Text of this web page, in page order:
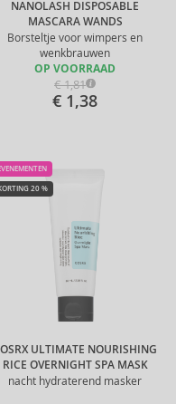
NANOLASH DISPOSABLE
MASCARA WANDS
Borsteltje voor wimpers en
wenkbrauwen
OP VOORRAAD
€ 1,81
€ 1,38
ULTIMATE NOURISHING
RICE OVERNIGHT SPA MASK
nacht hydraterend masker
20 %